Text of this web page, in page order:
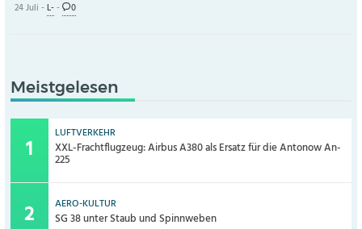
24 Juli -L-- 0
Meistgelesen
LUFTVERKEHR
XXL-Frachtflugzeug: Airbus A380 als Ersatz für die Antonow An-
225
AERO-KULTUR
SG 38 unter Staub und Spinnweben